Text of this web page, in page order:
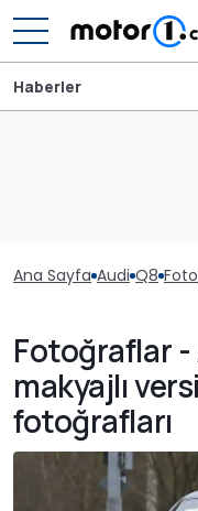
Haberler
Ana Sayfa Audi Q8
Fotoğraflar -
makyajlı
fotoğrafları